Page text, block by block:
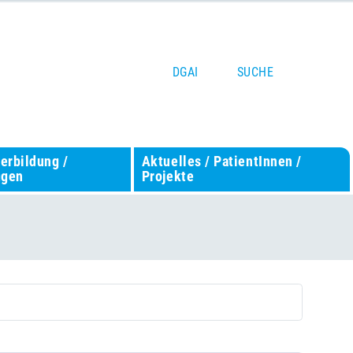
DGAI SUCHE
/
Aktuelles / PatientInnen /
Projekte